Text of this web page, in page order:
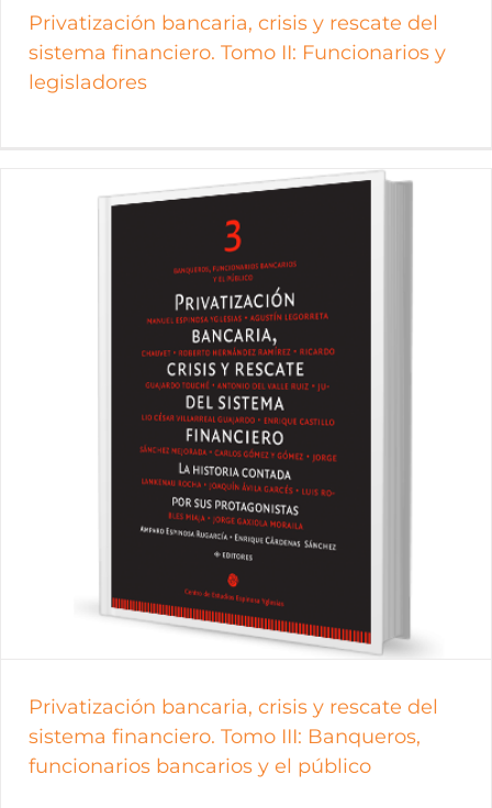
Privatización bancaria, crisis y rescate del
sistema financiero. Tomo II: Funcionarios y
legisladores
Privatización bancaria, crisis y rescate del
sistema financiero. Tomo III: Banqueros,
funcionarios bancarios y el público